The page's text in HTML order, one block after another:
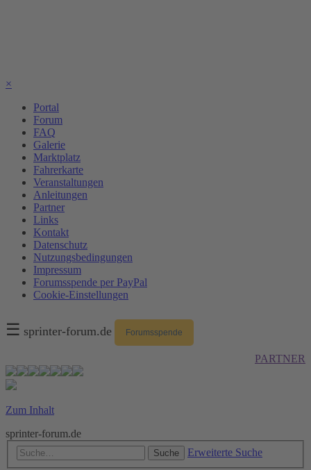
×
Portal
Forum
FAQ
Galerie
Marktplatz
Fahrerkarte
Veranstaltungen
Anleitungen
Partner
Links
Kontakt
Datenschutz
Nutzungsbedingungen
Impressum
Forumsspende per PayPal
Cookie-Einstellungen
☰ sprinter-forum.de Forumsspende
PARTNER
Zum Inhalt
sprinter-forum.de
Suche Erweiterte Suche